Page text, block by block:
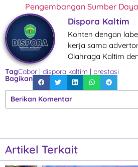
Pengembangan Sumber
Dispora Kaltim
Konten dengan
kerja sama
Olahraga Kaltim
TagCabor | dispora kaltim | prestasi
Bagikan
Berikan Komentar
Artikel Terkait